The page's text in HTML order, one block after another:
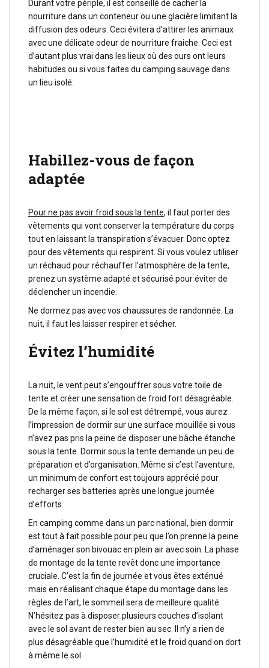
Durant votre périple, il est conseillé de cacher la
nourriture dans un conteneur ou une glacière limitant la
diffusion des odeurs. Ceci évitera d’attirer les animaux
avec une délicate odeur de nourriture fraiche. Ceci est
d’autant plus vrai dans les lieux où des ours ont leurs
habitudes ou si vous faites du camping sauvage dans
un lieu isolé.
Habillez-vous de façon
adaptée
Pour ne pas avoir froid sous la tente, il faut porter des
vêtements qui vont conserver la température du corps
tout en laissant la transpiration s’évacuer. Donc optez
pour des vêtements qui respirent. Si vous voulez utiliser
un réchaud pour réchauffer l’atmosphère de la tente,
prenez un système adapté et sécurisé pour éviter de
déclencher un incendie.
Ne dormez pas avec vos chaussures de randonnée. La
nuit, il faut les laisser respirer et sécher.
Évitez l’humidité
La nuit, le vent peut s’engouffrer sous votre toile de
tente et créer une sensation de froid fort désagréable.
De la même façon, si le sol est détrempé, vous aurez
l’impression de dormir sur une surface mouillée si vous
n’avez pas pris la peine de disposer une bâche étanche
sous la tente. Dormir sous la tente demande un peu de
préparation et d’organisation. Même si c’est l’aventure,
un minimum de confort est toujours apprécié pour
recharger ses batteries après une longue journée
d’efforts.
En camping comme dans un parc national, bien dormir
est tout à fait possible pour peu que l’on prenne la peine
d’aménager son bivouac en plein air avec soin. La phase
de montage de la tente revêt donc une importance
cruciale. C’est la fin de journée et vous êtes exténué
mais en réalisant chaque étape du montage dans les
règles de l’art, le sommeil sera de meilleure qualité.
N’hésitez pas à disposer plusieurs couches d’isolant
avec le sol avant de rester bien au sec. Il n’y a rien de
plus désagréable que l’humidité et le froid quand on dort
à même le sol.